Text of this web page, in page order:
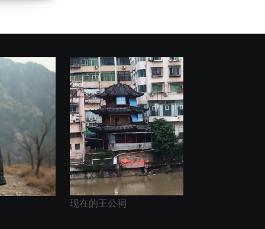
现在的王公祠